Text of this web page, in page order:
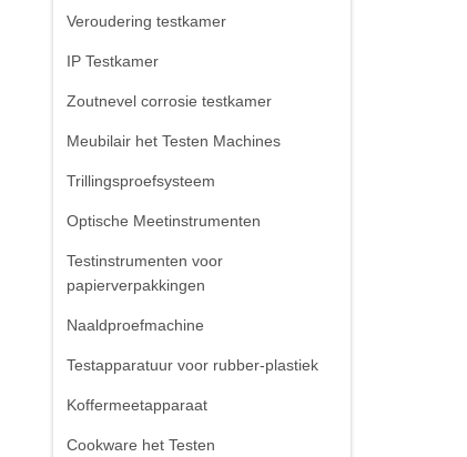
Veroudering testkamer
IP Testkamer
Zoutnevel corrosie testkamer
Meubilair het Testen Machines
Trillingsproefsysteem
Optische Meetinstrumenten
Testinstrumenten voor
papierverpakkingen
Naaldproefmachine
Testapparatuur voor rubber-plastiek
Koffermeetapparaat
Cookware het Testen